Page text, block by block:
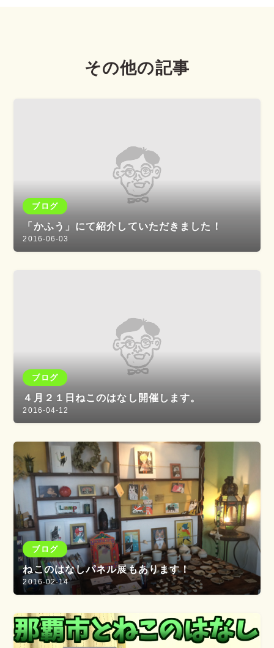
その他の記事
ブログ
「かふう」にて紹介していただきました！
2016-06-03
ブログ
４月２１日ねこのはなし開催します。
2016-04-12
ブログ
ねこのはなしパネル展もあります！
2016-02-14